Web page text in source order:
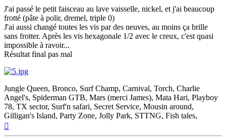
J'ai passé le petit faisceau au lave vaisselle, nickel, et j'ai beaucoup
frotté (pâte à polir, dremel, triple 0)
J'ai aussi changé toutes les vis par des neuves, au moins ça brille
sans frotter. Après les vis hexagonale 1/2 avec le creux, c'est quasi
impossible à ravoir...
Résultat final pas mal
Jungle Queen, Bronco, Surf Champ, Carnival, Torch, Charlie
Angel's, Spiderman GTB, Mars (merci James), Mata Hari, Playboy
78, TX sector, Surf'n safari, Secret Service, Mousin around,
Gilligan's Island, Party Zone, Jolly Park, STTNG, Fish tales,